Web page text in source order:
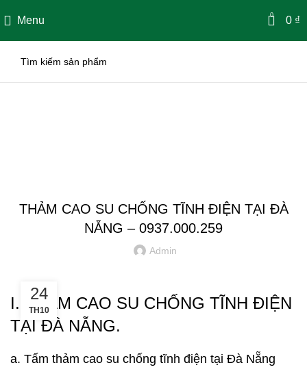
Menu 0 0 ₫
THẢM CAO SU CHỐNG TĨNH ĐIỆN TẠI ĐÀ
NẴNG – 0937.000.259
Admin
24
TH10
I. THẢM CAO SU CHỐNG TĨNH ĐIỆN
TẠI ĐÀ NẴNG.
a. Tấm thảm cao su chống tĩnh điện tại Đà Nẵng